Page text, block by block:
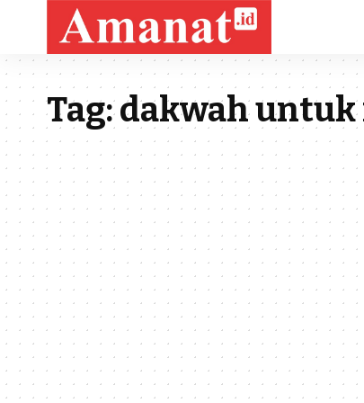
Tag:dakwah